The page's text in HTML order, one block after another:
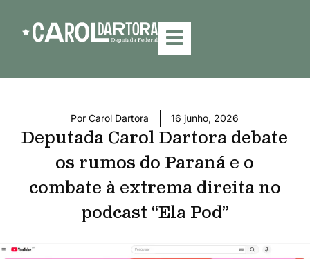
Por Carol Dartora 16 junho, 2026
Deputada Carol Dartora debate
os rumos do Paraná e o
combate à extrema direita no
podcast “Ela Pod”